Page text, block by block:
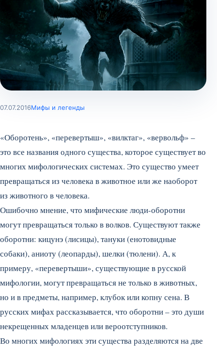
07.07.2016Мифы и легенды
«Оборотень», «перевертыш», «вилктаг», «вервольф» –
это все названия одного существа, которое существует во
многих мифологических системах. Это существо умеет
превращаться из человека в животное или же наоборот
из животного в человека.
Ошибочно мнение, что мифические люди-оборотни
могут превращаться только в волков. Существуют также
оборотни: кицунэ (лисицы), тануки (енотовидные
собаки), аниоту (леопарды), шелки (тюлени). А, к
примеру, «перевертыши», существующие в русской
мифологии, могут превращаться не только в животных,
но и в предметы, например, клубок или копну сена. В
русских мифах рассказывается, что оборотни – это души
некрещенных младенцев или вероотступников.
Во многих мифологиях эти существа разделяются на две